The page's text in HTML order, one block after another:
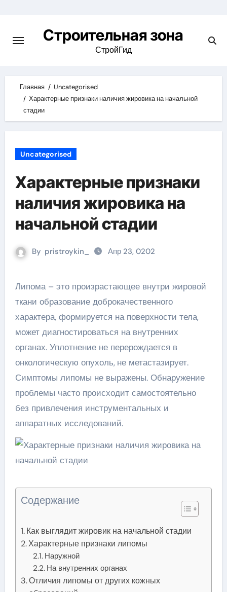
content
Строительная зона
СтройГид
Главная
Uncategorised
Характерные признаки наличия жировика на начальной
стадии
Uncategorised
Характерные признаки
наличия жировика на
начальной стадии
By pristroykin_ Апр 23, 0202
Липома – это произрастающее внутри жировой
ткани образование доброкачественного
характера, формируется на поверхности тела,
может диагностироваться на внутренних
органах. Уплотнение не перерождается в
онкологическую опухоль, не метастазирует.
Симптомы липомы не выражены. Обнаружение
проблемы часто происходит самостоятельно
без привлечения инструментальных и
аппаратных исследований.
Содержание
Как выглядит жировик на начальной стадии
Характерные признаки липомы
Наружной
На внутренних органах
Отличия липомы от других кожных